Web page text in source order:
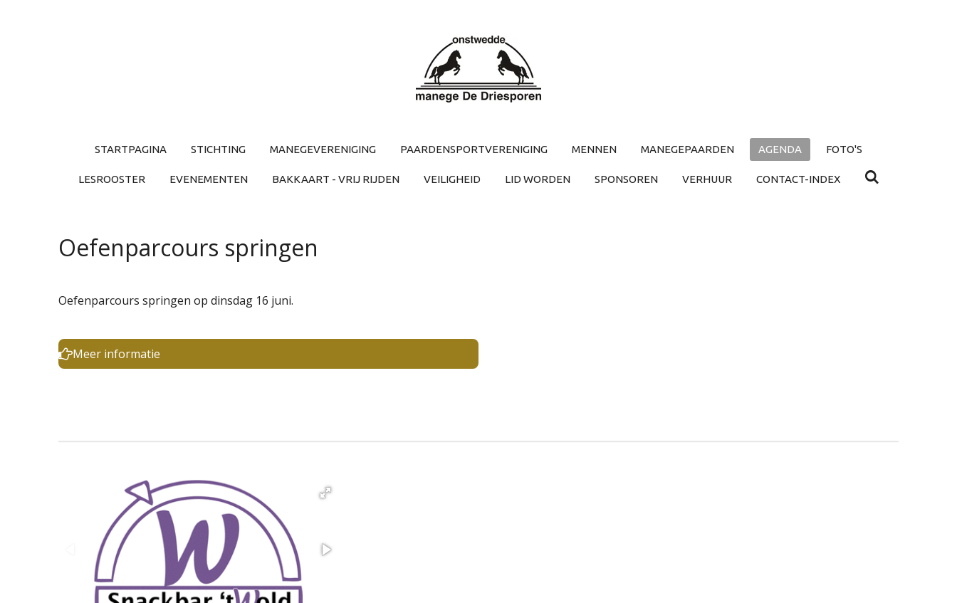
STARTPAGINA STICHTING MANEGEVERENIGING PAARDENSPORTVERENIGING MENNEN MANEGEPAARDEN AGENDA FOTO'S
LESROOSTER EVENEMENTEN BAKKAART - VRIJ RIJDEN VEILIGHEID LID WORDEN SPONSOREN VERHUUR CONTACT-INDEX
Oefenparcours springen
Oefenparcours springen op dinsdag 16 juni.
Meer informatie